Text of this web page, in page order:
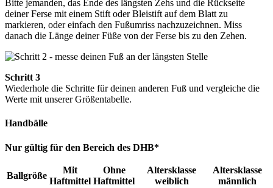
Bitte jemanden, das Ende des längsten Zehs und die Rückseite
deiner Ferse mit einem Stift oder Bleistift auf dem Blatt zu
markieren, oder einfach den Fußumriss nachzuzeichnen. Miss
danach die Länge deiner Füße von der Ferse bis zu den Zehen.
Schritt 3
Wiederhole die Schritte für deinen anderen Fuß und vergleiche die
Werte mit unserer Größentabelle.
Handbälle
Nur gültig für den Bereich des DHB*
Ballgröße
Mit
Haftmittel
Ohne
Haftmittel
Altersklasse
weiblich
Altersklasse
männlich